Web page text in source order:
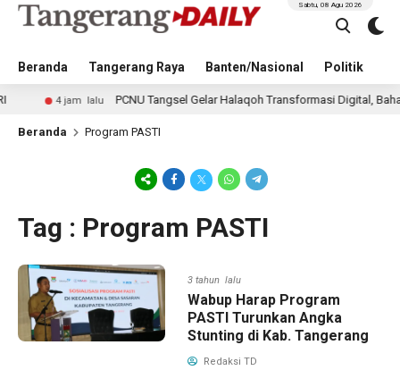
Beranda Tangerang Raya Banten/Nasional Politik
Sabtu, 08 Agu 2026
4 jam lalu PCNU Tangsel Gelar Halaqoh Transformasi Digital, Bahas
Beranda Program PASTI
Tag : Program PASTI
3 tahun lalu
Wabup Harap Program
PASTI Turunkan Angka
Stunting di Kab. Tangerang
Redaksi TD